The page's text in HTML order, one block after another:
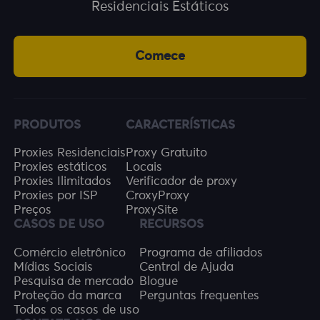
Residenciais Estáticos
Comece
PRODUTOS
Proxies Residenciais
Proxies estáticos
Proxies Ilimitados
Proxies por ISP
Preços
CARACTERÍSTICAS
Proxy Gratuito
Locais
Verificador de proxy
CroxyProxy
ProxySite
CASOS DE USO
Comércio eletrônico
Mídias Sociais
Pesquisa de mercado
Proteção da marca
Todos os casos de uso
RECURSOS
Programa de afiliados
Central de Ajuda
Blogue
Perguntas frequentes